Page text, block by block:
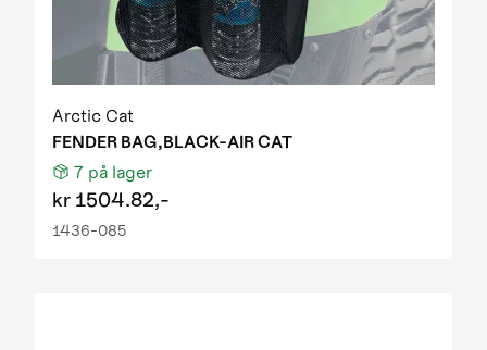
Arctic Cat
FENDER BAG,BLACK-AIR CAT
7 på lager
kr 1504.82,-
1436-085